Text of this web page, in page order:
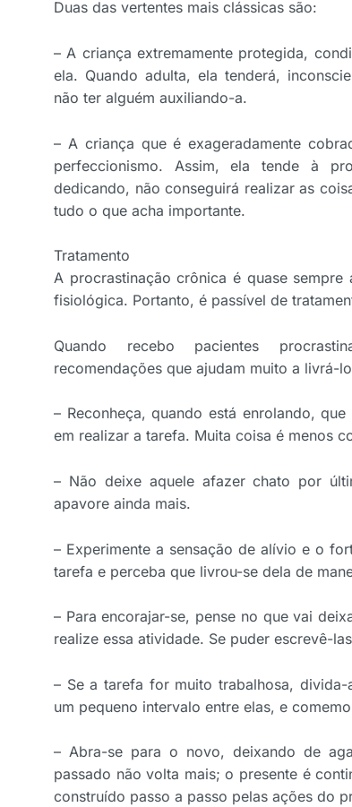
Duas das vertentes mais clássicas são:
– A criança extremamente protegida,
ela. Quando adulta, ela tenderá,
não ter alguém auxiliando-a.
– A criança que é exageradamente
perfeccionismo. Assim, ela tende à
dedicando, não conseguirá realizar as
tudo o que acha importante.
Tratamento
A procrastinação crônica é quase
fisiológica. Portanto, é passível de
Quando recebo pacientes
recomendações que ajudam muito a livrá-
– Reconheça, quando está enrolando,
em realizar a tarefa. Muita coisa é menos
– Não deixe aquele afazer chato por
apavore ainda mais.
– Experimente a sensação de alívio e o
tarefa e perceba que livrou-se dela de
– Para encorajar-se, pense no que vai
realize essa atividade. Se puder escrevê-
– Se a tarefa for muito trabalhosa,
um pequeno intervalo entre elas, e
– Abra-se para o novo, deixando de
passado não volta mais; o presente é
construído passo a passo pelas ações do